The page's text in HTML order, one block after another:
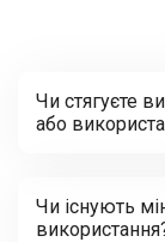
Чи стягуєте
або
Чи існують